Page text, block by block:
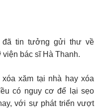
đã tin tưởng gửi thư về
bác sĩ Hà Thanh.
xăm tại nhà hay xóa
có nguy cơ để lại sẹo
với sự phát triển vượt